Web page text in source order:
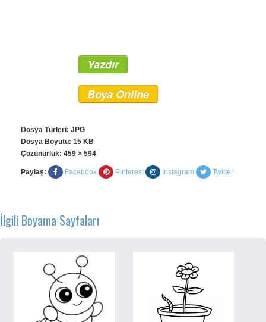
Yazdır
Boya Online
Dosya Türleri: JPG
Dosya Boyutu: 15 KB
Çözünürlük: 459 × 594
Paylaş: Facebook Pinterest Instagram Twitter
İlgili Boyama Sayfaları